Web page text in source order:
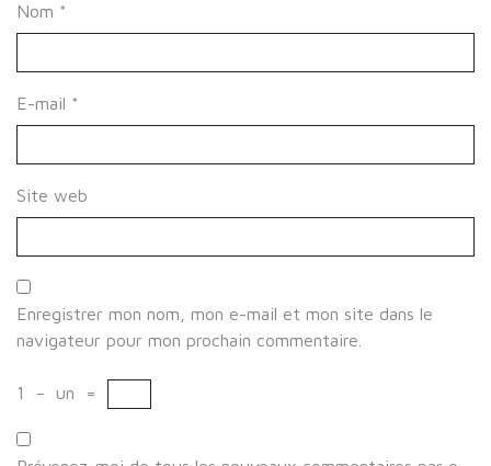
Nom *
E-mail *
Site web
Enregistrer mon nom, mon e-mail et mon site dans le
navigateur pour mon prochain commentaire.
1 − un =